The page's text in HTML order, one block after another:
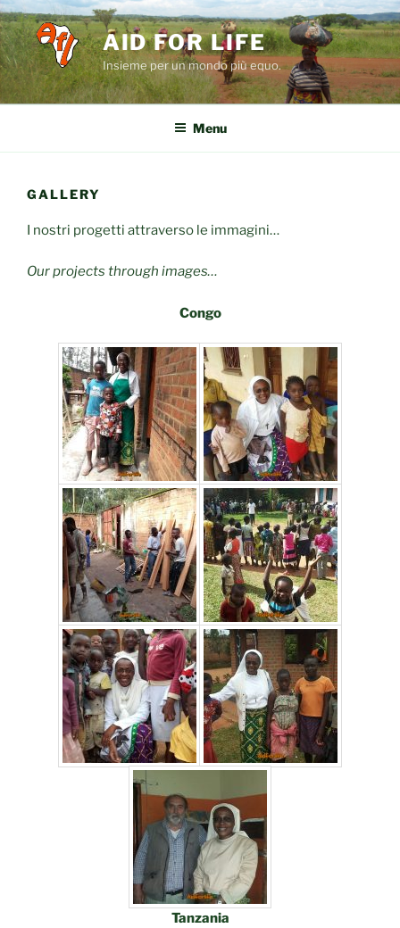
Salta
al
contenuto
AID FOR LIFE
Insieme per un mondo più equo.
Menu
GALLERY
I nostri progetti attraverso le immagini…
Our projects through images…
Congo
Tanzania